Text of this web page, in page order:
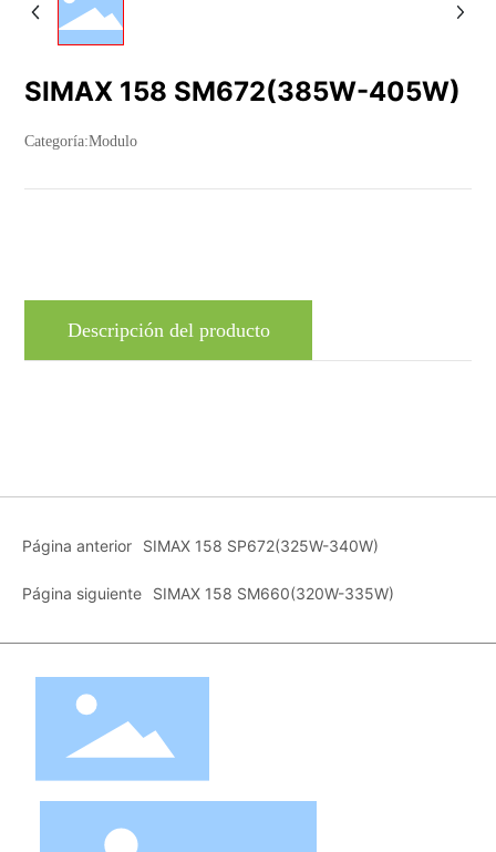
SIMAX 158 SM672(385W-405W)
Categoría:Modulo
Descripción del producto
Página anterior SIMAX 158 SP672(325W-340W)
Página siguiente SIMAX 158 SM660(320W-335W)